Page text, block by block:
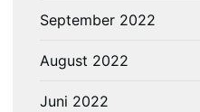
September 2022
August 2022
Juni 2022